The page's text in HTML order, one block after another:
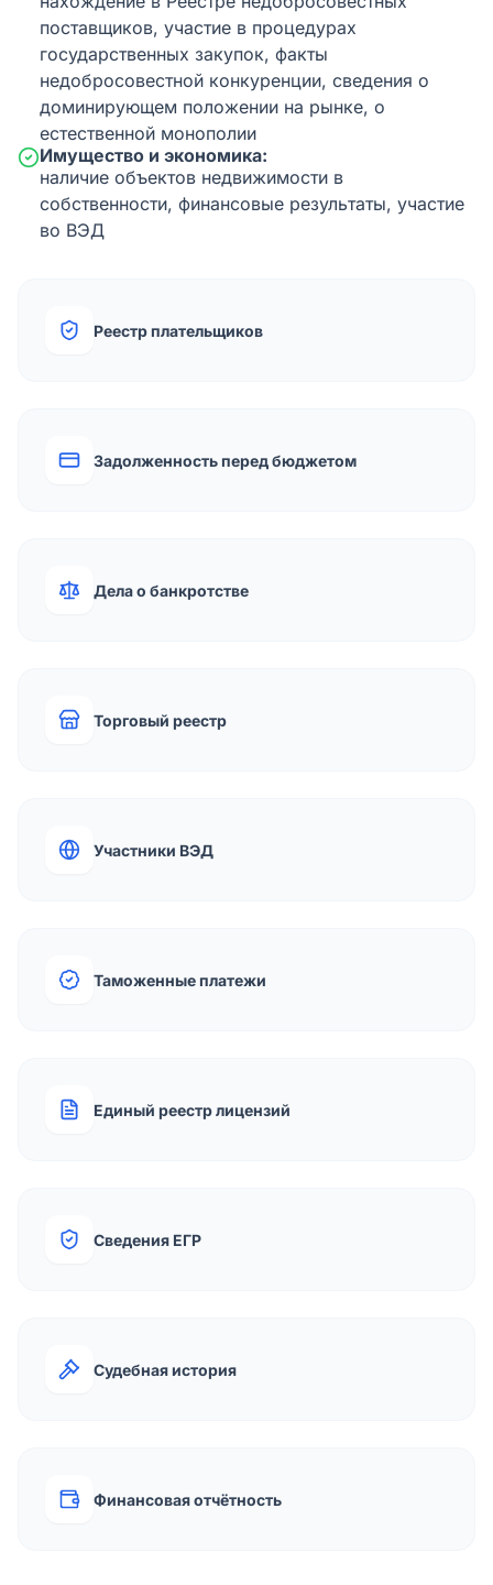
поставщиков, участие в процедурах
государственных закупок, факты
недобросовестной конкуренции, сведения о
доминирующем положении на рынке, о
естественной монополии
Имущество и экономика:
наличие объектов недвижимости в
собственности, финансовые результаты, участие
во ВЭД
Реестр плательщиков
Задолженность перед бюджетом
Дела о банкротстве
Торговый реестр
Участники ВЭД
Таможенные платежи
Единый реестр лицензий
Сведения ЕГР
Судебная история
Финансовая отчётность